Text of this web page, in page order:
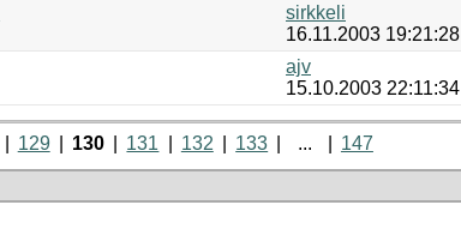
sirkkeli
16.11.2003 19:21:28
ajv
15.10.2003 22:11:34
129 130 131 132 133 ... 147